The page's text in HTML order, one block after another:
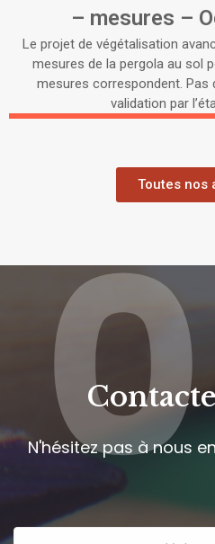
– mesures –
Le projet de végétalisation
mesures de la pergola au sol
mesures correspondent. Pas
validation par
Toutes nos
N'hésitez pas à nous